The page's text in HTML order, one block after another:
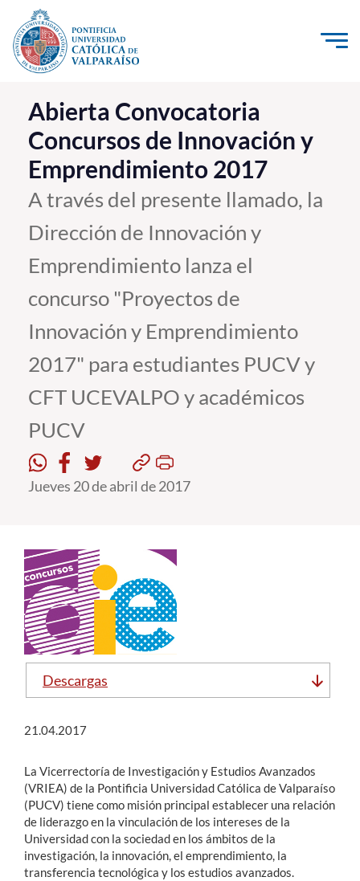
Click acá para ir directamente al contenido
La Universidad
Investigación, Creación e Innovación
PUCV Internacional
Vinculación con el Medio
Estudiantes
Académicos
Funcionarios
Alumni
English
Abierta Convocatoria
Concursos de Innovación y
Emprendimiento 2017
A través del presente llamado, la
Dirección de Innovación y
Emprendimiento lanza el
concurso "Proyectos de
Innovación y Emprendimiento
2017" para estudiantes PUCV y
CFT UCEVALPO y académicos
PUCV
Jueves 20 de abril de 2017
Descargas
21.04.2017
La Vicerrectoría de Investigación y Estudios Avanzados
(VRIEA) de la Pontificia Universidad Católica de Valparaíso
(PUCV) tiene como misión principal establecer una relación
de liderazgo en la vinculación de los intereses de la
Universidad con la sociedad en los ámbitos de la
investigación, la innovación, el emprendimiento, la
transferencia tecnológica y los estudios avanzados.